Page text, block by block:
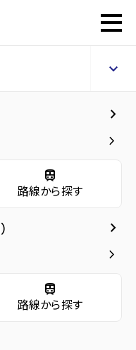
keyboard_arrow_up
keyboard_arrow_right
keyboard_arrow_right
train
路線から探す
keyboard_arrow_right
keyboard_arrow_right
train
路線から探す
『山手町』から徒歩3分
山手町